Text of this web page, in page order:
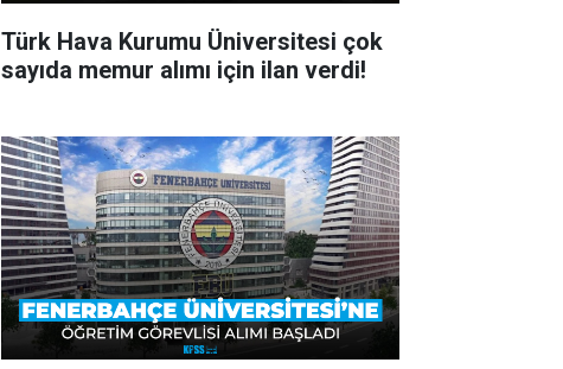
Türk Hava Kurumu Üniversitesi çok
sayıda memur alımı için ilan verdi!